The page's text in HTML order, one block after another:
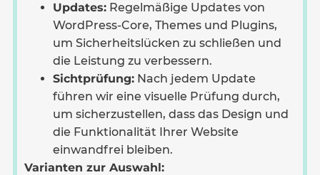
Updates:Regelmäßige Updates von
WordPress-Core, Themes und Plugins,
um Sicherheitslücken zu schließen und
die Leistung zu verbessern.
Sichtprüfung:Nach jedem Update
führen wir eine visuelle Prüfung durch,
um sicherzustellen, dass das Design und
die Funktionalität Ihrer Website
einwandfrei bleiben.
Varianten zur Auswahl: